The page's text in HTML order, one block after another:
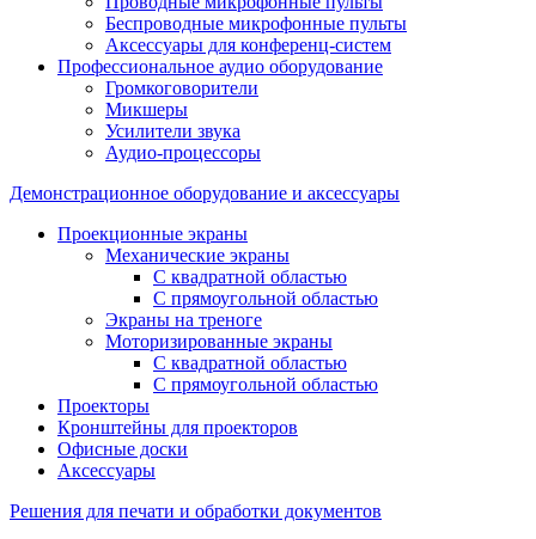
Беспроводные микрофонные пульты
Аксессуары для конференц-систем
Профессиональное аудио оборудование
Громкоговорители
Микшеры
Усилители звука
Аудио-процессоры
Демонстрационное оборудование и аксессуары
Проекционные экраны
Механические экраны
С квадратной областью
С прямоугольной областью
Экраны на треноге
Моторизированные экраны
С квадратной областью
С прямоугольной областью
Проекторы
Кронштейны для проекторов
Офисные доски
Аксессуары
Решения для печати и обработки документов